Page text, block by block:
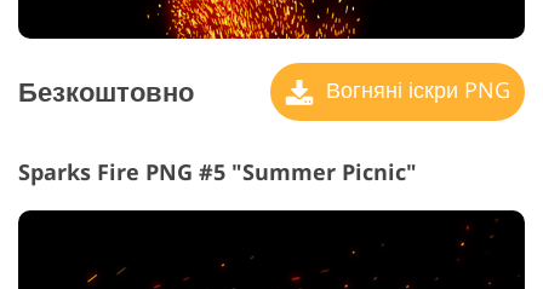
Безкоштовно Вогняні іскри PNG
Sparks Fire PNG #5 "Summer Picnic"